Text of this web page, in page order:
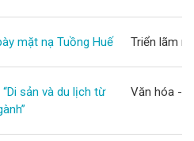
mặt nạ Tuồng Huế Triển lãm
sản và du lịch từ
Văn hóa -